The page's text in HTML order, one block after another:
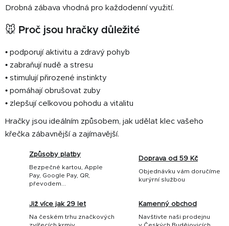
Drobná zábava vhodná pro každodenní využití.
🐭 Proč jsou hračky důležité
• podporují aktivitu a zdravý pohyb
• zabraňují nudě a stresu
• stimulují přirozené instinkty
• pomáhají obrušovat zuby
• zlepšují celkovou pohodu a vitalitu
Hračky jsou ideálním způsobem, jak udělat klec vašeho
křečka zábavnější a zajímavější.
Způsoby platby
Bezpečné kartou, Apple
Pay, Google Pay, QR,
převodem...
Doprava od 59 Kč
Objednávku vám doručíme
kurýrní službou
Již více jak 29 let
Na českém trhu značkových
Kamenný obchod
Navštivte naši prodejnu